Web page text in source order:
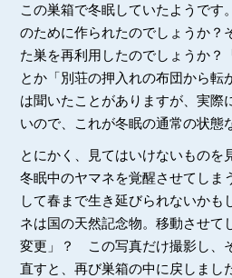
この巣箱で冬眠していたようです
のために作られたのでしょうか？
た巣を再利用したのでしょうか？
とか「別荘の押入れの布団から転
は聞いたことがありますが、実際
いので、これが冬眠の通常の状態
とにかく、見てはいけないものを
冬眠中のヤマネを覚醒させてしま
して春まで生き延びられないかも
ネは国の天然記念物。移動させて
変更」？ この写真だけ撮影し、
直すと、再び巣箱の中に戻しまし